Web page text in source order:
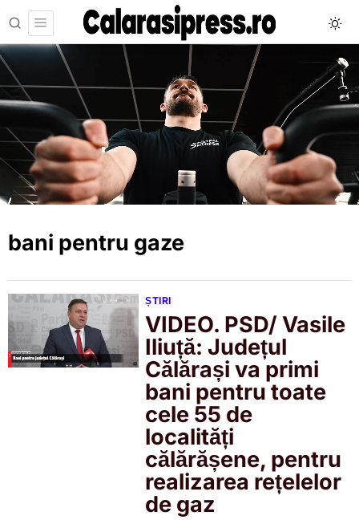
bani pentru gaze
ȘTIRI
VIDEO. PSD/ Vasile
Iliuță: Județul
Călărași va primi
bani pentru toate
cele 55 de
localități
călărășene, pentru
realizarea rețelelor
de gaz